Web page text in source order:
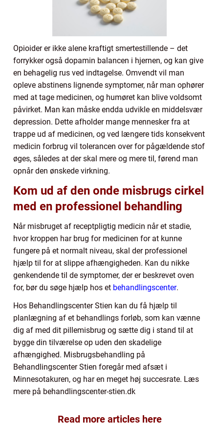
Opioider er ikke alene kraftigt smertestillende – det
forrykker også dopamin balancen i hjernen, og kan give
en behagelig rus ved indtagelse. Omvendt vil man
opleve abstinens lignende symptomer, når man ophører
med at tage medicinen, og humøret kan blive voldsomt
påvirket. Man kan måske endda udvikle en middelsvær
depression. Dette afholder mange mennesker fra at
trappe ud af medicinen, og ved længere tids konsekvent
medicin forbrug vil tolerancen over for pågældende stof
øges, således at der skal mere og mere til, førend man
opnår den ønskede virkning.
Kom ud af den onde misbrugs cirkel
med en professionel behandling
Når misbruget af receptpligtig medicin når et stadie,
hvor kroppen har brug for medicinen for at kunne
fungere på et normalt niveau, skal der professionel
hjælp til for at slippe afhængigheden. Kan du nikke
genkendende til de symptomer, der er beskrevet oven
for, bør du søge hjælp hos et behandlingscenter.
Hos Behandlingscenter Stien kan du få hjælp til
planlægning af et behandlings forløb, som kan vænne
dig af med dit pillemisbrug og sætte dig i stand til at
bygge din tilværelse op uden den skadelige
afhængighed. Misbrugsbehandling på
Behandlingscenter Stien foregår med afsæt i
Minnesotakuren, og har en meget høj succesrate. Læs
mere på behandlingscenter-stien.dk
Read more articles here